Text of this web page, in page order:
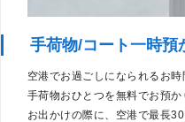
手荷物/コート一時預
空港でお過ごしになられるお
手荷物おひとつを無料でお預
お出かけの際に、空港で最長